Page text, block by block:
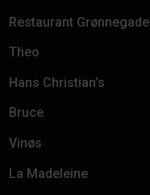
Restaurant Grønnegade
Theo
Hans Christian’s
Bruce
Vinøs
La Madeleine